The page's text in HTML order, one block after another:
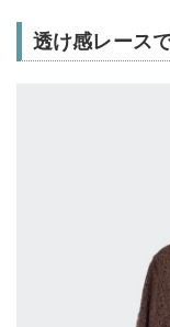
透け感レース